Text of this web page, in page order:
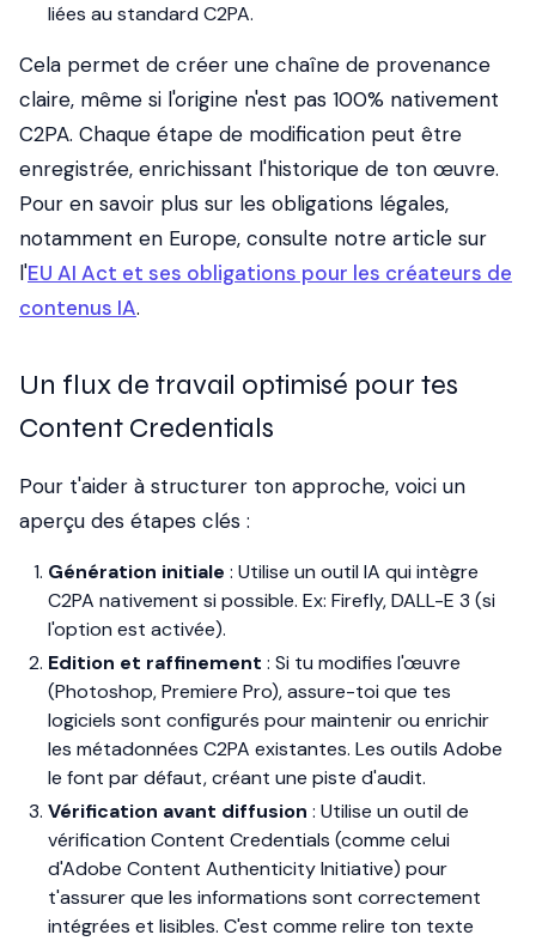
liées au standard C2PA.
Cela permet de créer une chaîne de provenance
claire, même si l'origine n'est pas 100% nativement
C2PA. Chaque étape de modification peut être
enregistrée, enrichissant l'historique de ton œuvre.
Pour en savoir plus sur les obligations légales,
notamment en Europe, consulte notre article sur
l'EU AI Act et ses obligations pour les créateurs de
contenus IA.
Un flux de travail optimisé pour tes
Content Credentials
Pour t'aider à structurer ton approche, voici un
aperçu des étapes clés :
Génération initiale : Utilise un outil IA qui intègre
C2PA nativement si possible. Ex: Firefly, DALL-E 3 (si
l'option est activée).
Edition et raffinement : Si tu modifies l'œuvre
(Photoshop, Premiere Pro), assure-toi que tes
logiciels sont configurés pour maintenir ou enrichir
les métadonnées C2PA existantes. Les outils Adobe
le font par défaut, créant une piste d'audit.
Vérification avant diffusion : Utilise un outil de
vérification Content Credentials (comme celui
d'Adobe Content Authenticity Initiative) pour
t'assurer que les informations sont correctement
intégrées et lisibles. C'est comme relire ton texte